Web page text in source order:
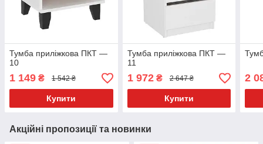
Тумба приліжкова ПКТ —
10
1 149 ₴ 1 542 ₴
Купити
Тумба приліжкова ПКТ —
11
1 972₴ 2 647 ₴
Купити
2
Акційні пропозиції та новинки